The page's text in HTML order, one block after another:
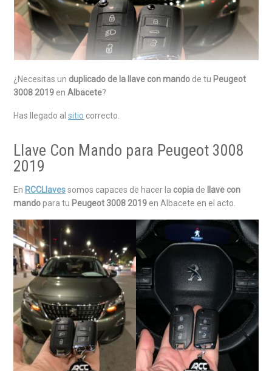
¿Necesitas un duplicado de la llave con mando de tu Peugeot
3008 2019 enAlbacete?
Has llegado alsitio correcto.
Llave Con Mando para Peugeot 3008
2019
En RCCLlavessomos capaces de hacer la copia de
llave con
mandopara tu Peugeot 3008 2019 en Albacete en el acto.